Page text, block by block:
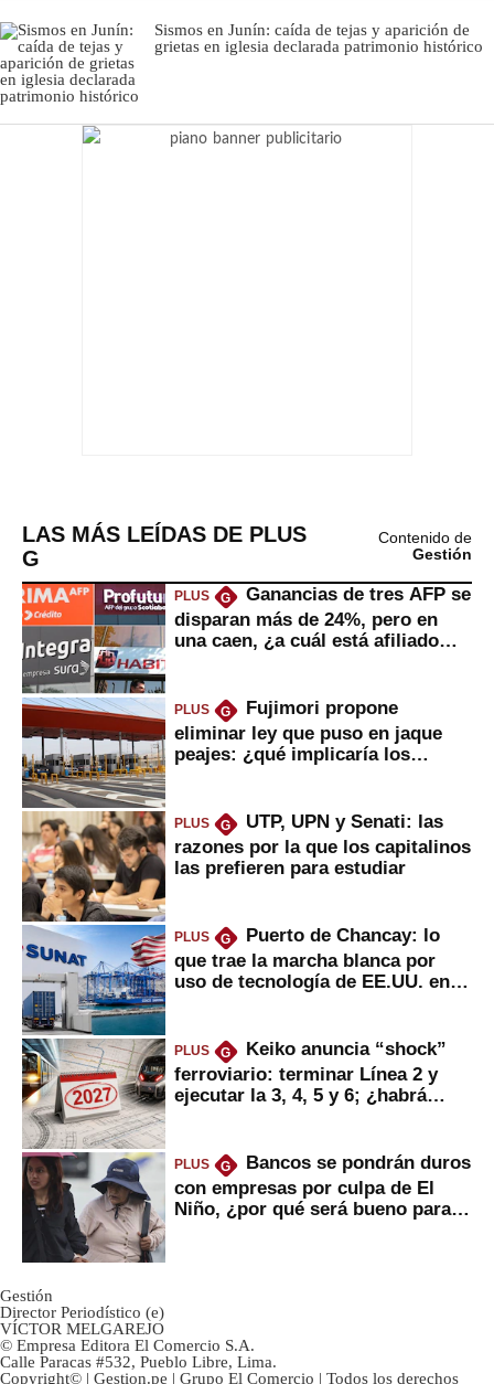
Sismos en Junín: caída de tejas y aparición de
grietas en iglesia declarada patrimonio histórico
LAS MÁS LEÍDAS DE PLUS
G
Contenido de
Gestión
PLUS G
Ganancias de tres AFP se
disparan más de 24%, pero en
una caen, ¿a cuál está afiliado
PLUS G
Fujimori propone
eliminar ley que puso en jaque
peajes: ¿qué implicaría los
PLUS G
UTP, UPN y Senati: las
razones por la que los capitalinos
las prefieren para estudiar
PLUS G
Puerto de Chancay: lo
que trae la marcha blanca por
uso de tecnología de EE.UU. en
PLUS G
Keiko anuncia “shock”
ferroviario: terminar Línea 2 y
ejecutar la 3, 4, 5 y 6; ¿habrá
PLUS G
Bancos se pondrán duros
con empresas por culpa de El
Niño, ¿por qué será bueno para
Gestión
Director Periodístico (e)
VÍCTOR MELGAREJO
© Empresa Editora El Comercio S.A.
Calle Paracas #532, Pueblo Libre, Lima.
Copyright© | Gestion.pe | Grupo El Comercio | Todos los derechos